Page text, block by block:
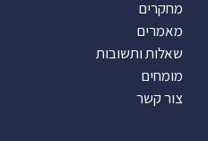
מחקרים
מאמרים
שאלות ותשובות
מומחים
צור קשר